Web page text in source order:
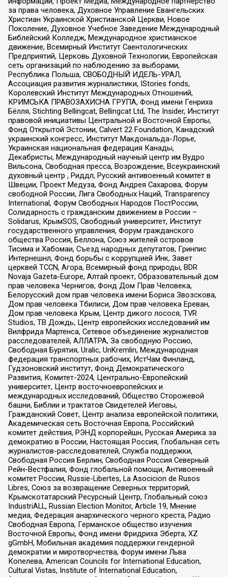
за права человека, Духовное Управление Евангельских
Христиан Украинской Христианской Церкви, Новое
Поколение, Духовное Учебное Заведение Международный
Библейский Колледж, Международное христианское
движение, Всемирный Институт Саентологических
Предприятий, Церковь Духовной Технологии, Европейская
сеть организаций по наблюдению за выборами,
Республика Польша, СВОБОДНЫЙ ИДЕЛЬ-УРАЛ,
Ассоциация развития журналистики, IStories fonds,
Королевский Институт Международных Отношений,
КРИМСЬКА ПРАВОЗАХИСНА ГРУПА, Фонд имени Генриха
Бёлля, Stichting Bellingcat, Bellingcat Ltd, The Insider, Институт
правовой инициативы Центральной и Восточной Европы,
Фонд Открытой Эстонии, Calvert 22 Foundation, Канадский
украинский конгресс, Институт Макдональда-Лорье,
Украинская национальная федерация Канады,
Декабристы, Международный научный центр им Вудро
Вильсона, Свободная пресса, Возрождение, Всеукраинский
духовный центр , Риддл, Русский антивоенный комитет в
Швеции, Проект Медуза, Фонд Андрея Сахарова, Форум
свободной России, Лига Свободных Наций, Transparеncy
International, Форум Свободных Народов ПостРоссии,
Солидарность с гражданским движением в России –
Solidarus, КрымSOS, Свободный университет, Институт
государственного управления, Форум гражданского
общества Россия, Беллона, Союз жителей островов
Тисима и Хабомаи, Съезд народных депутатов, Гринпис
Интернешнл, Фонд борьбы с коррупцией Инк, Завет
церквей TCCN, Агора, Всемирный фонд природы, BDR
Novaja Gazeta-Europe, Алтай проект, Образовательный дом
прав человека Чернигов, Фонд Дом Прав Человека,
Белорусский дом прав человека имени Бориса Звозскова,
Дом прав человека Тбилиси, Дом прав человека Ереван,
Дом прав человека Крым, Центр дикого лосося, TVR
Studios, ТВ Дождь, Центр европейских исследований им
Вилфрида Мартенса, Сетевое объединение журналистов
расследователей, АЛЛАТРА, За свободную Россию,
Свободная Бурятия, Uralic, UnKremlin, Международная
федерация транспортных рабочих, ИстЧам Финланд,
Гудзоновский институт, Фонд Демократического
Развития, Комитет-2024, Центрально-Европейский
университет, Центр восточноевропейских и
международных исследований, Общество Сторожевой
башни, Библии и трактатов Свидетелей Иеговы,
Гражданский Совет, Центр анализа европейской политики,
Академическая сеть Восточная Европа, Российский
комитет действия, РЭНД корпорейшн, Русская Америка за
демократию в России, Настоящая Россия, Глобальная сеть
журналистов-расследователей, Служба поддержки,
Свободная Россия Берлин, Свободная Россия Северный
Рейн-Вестфалия, Фонд глобальной помощи, Антивоенный
комитет России, Russie-Libertes, La Asocicion de Rusos
Libres, Союз за возвращение Северных территорий,
Крымскотатарский Ресурсный Центр, Глобальный союз
IndustriALL, Russian Election Monitor, Article 19, Мнение
медиа, Федерация анархического черного креста, Радио
Свободная Европа, Германское общество изучения
Восточной Европы, Фонд имени Фридриха Эберта, XZ
gGmbH, Мобильная академия поддержки гендерной
демократии и миротворчества, Форум имени Льва
Копелева, American Councils for International Education,
Cultural Vistas, Institute of International Education,